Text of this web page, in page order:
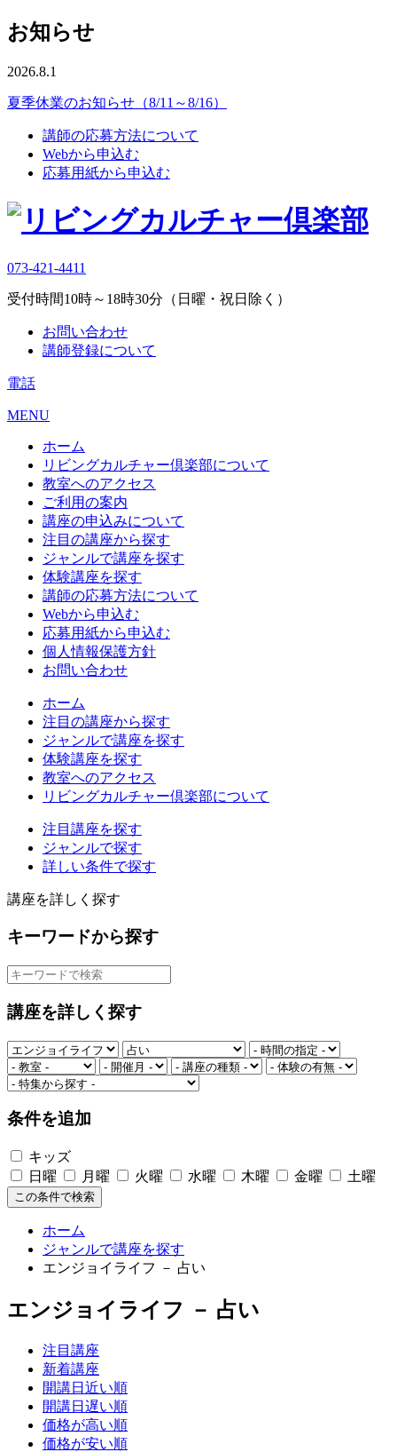
お知らせ
2026.8.1
夏季休業のお知らせ（8/11～8/16）
講師の応募方法について
Webから申込む
応募用紙から申込む
073-421-4411
受付時間10時～18時30分（日曜・祝日除く）
お問い合わせ
講師登録について
電話
MENU
ホーム
リビングカルチャー倶楽部について
教室へのアクセス
ご利用の案内
講座の申込みについて
注目の講座から探す
ジャンルで講座を探す
体験講座を探す
講師の応募方法について
Webから申込む
応募用紙から申込む
個人情報保護方針
お問い合わせ
ホーム
注目の講座から探す
ジャンルで講座を探す
体験講座を探す
教室へのアクセス
リビングカルチャー倶楽部について
注目講座を探す
ジャンルで探す
詳しい条件で探す
講座を詳しく探す
キーワードから探す
講座を詳しく探す
条件を追加
キッズ
日曜
月曜 火曜 水曜 木曜 金曜 土曜
この条件で検索
ホーム
ジャンルで講座を探す
エンジョイライフ － 占い
エンジョイライフ － 占い
注目講座
新着講座
開講日近い順
開講日遅い順
価格が高い順
価格が安い順